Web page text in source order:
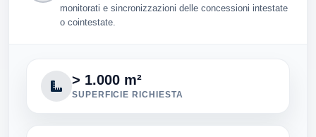
monitorati e sincronizzazioni delle concessioni intestate
o cointestate.
> 1.000 m²
SUPERFICIE RICHIESTA